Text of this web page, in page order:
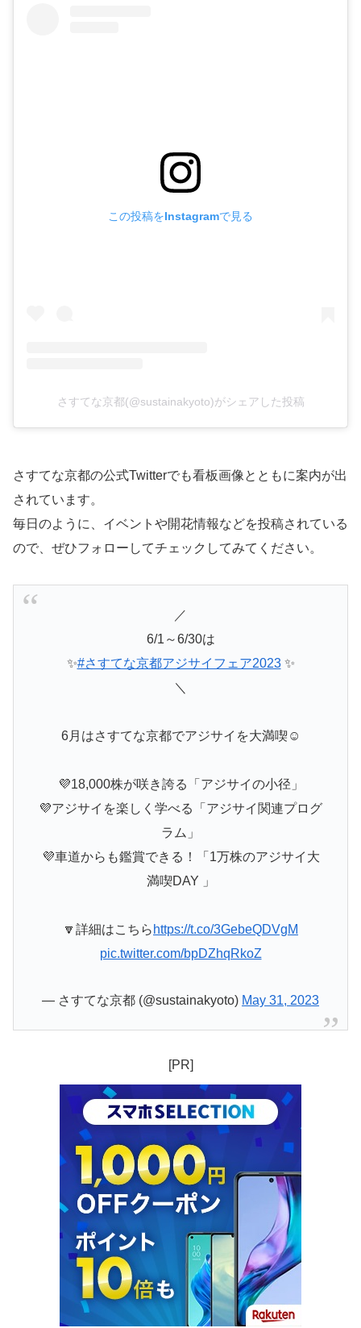
この投稿をInstagramで見る
さすてな京都(@sustainakyoto)がシェアした投稿
さすてな京都の公式Twitterでも看板画像とともに案内が出
されています。
毎日のように、イベントや開花情報などを投稿されている
ので、ぜひフォローしてチェックしてみてください。
／
6/1～6/30は
✨#さすてな京都アジサイフェア2023✨
＼
6月はさすてな京都でアジサイを大満喫☺️
💜18,000株が咲き誇る「アジサイの小径」
💜アジサイを楽しく学べる「アジサイ関連プログ
ラム」
💜車道からも鑑賞できる！「1万株のアジサイ大
満喫DAY 」
🔽詳細はこちら https://t.co/3GebeQDVgM
pic.twitter.com/bpDZhqRkoZ
— さすてな京都 (@sustainakyoto) May 31, 2023
[PR]